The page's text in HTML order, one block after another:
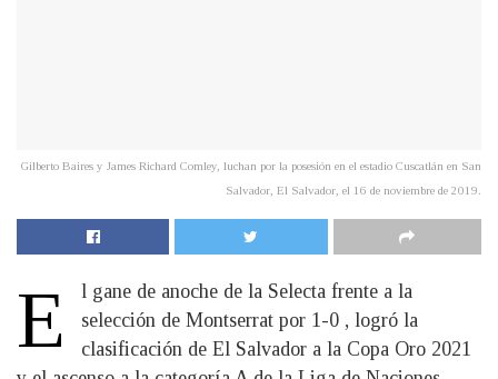
Gilberto Baires y James Richard Comley, luchan por la posesión en el estadio Cuscatlán en San
Salvador, El Salvador, el 16 de noviembre de 2019.
E
l gane de anoche de la Selecta frente a la
selección de Montserrat por 1-0 , logró la
clasificación de El Salvador a la Copa Oro 2021